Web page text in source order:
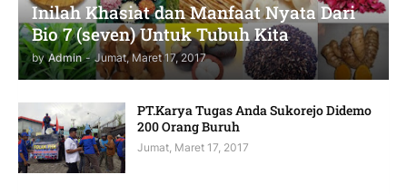
Inilah Khasiat dan Manfaat Nyata Dari
Bio 7 (seven) Untuk Tubuh Kita
by Admin - Jumat, Maret 17, 2017
PT.Karya Tugas Anda Sukorejo Didemo
200 Orang Buruh
Jumat, Maret 17, 2017